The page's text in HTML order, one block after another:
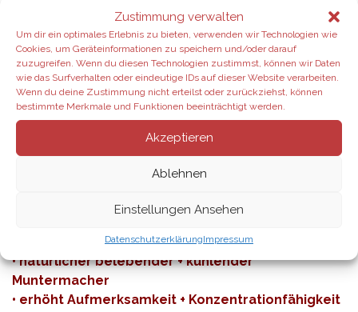
Zustimmung verwalten
Um dir ein optimales Erlebnis zu bieten, verwenden wir Technologien wie
Cookies, um Geräteinformationen zu speichern und/oder darauf
zuzugreifen. Wenn du diesen Technologien zustimmst, können wir Daten
wie das Surfverhalten oder eindeutige IDs auf dieser Website verarbeiten.
Wenn du deine Zustimmung nicht erteilst oder zurückziehst, können
bestimmte Merkmale und Funktionen beeinträchtigt werden.
Akzeptieren
Ablehnen
Einstellungen Ansehen
DatenschutzerklärungImpressum
Produkt des Monats:Peppermint TOUCH RollOn •
10ml
• natürlicher belebender + kühlender
Muntermacher
• erhöht Aufmerksamkeit + Konzentrationfähigkeit